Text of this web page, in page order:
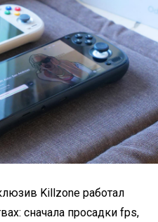
Killzone работал
сначала просадки fps,